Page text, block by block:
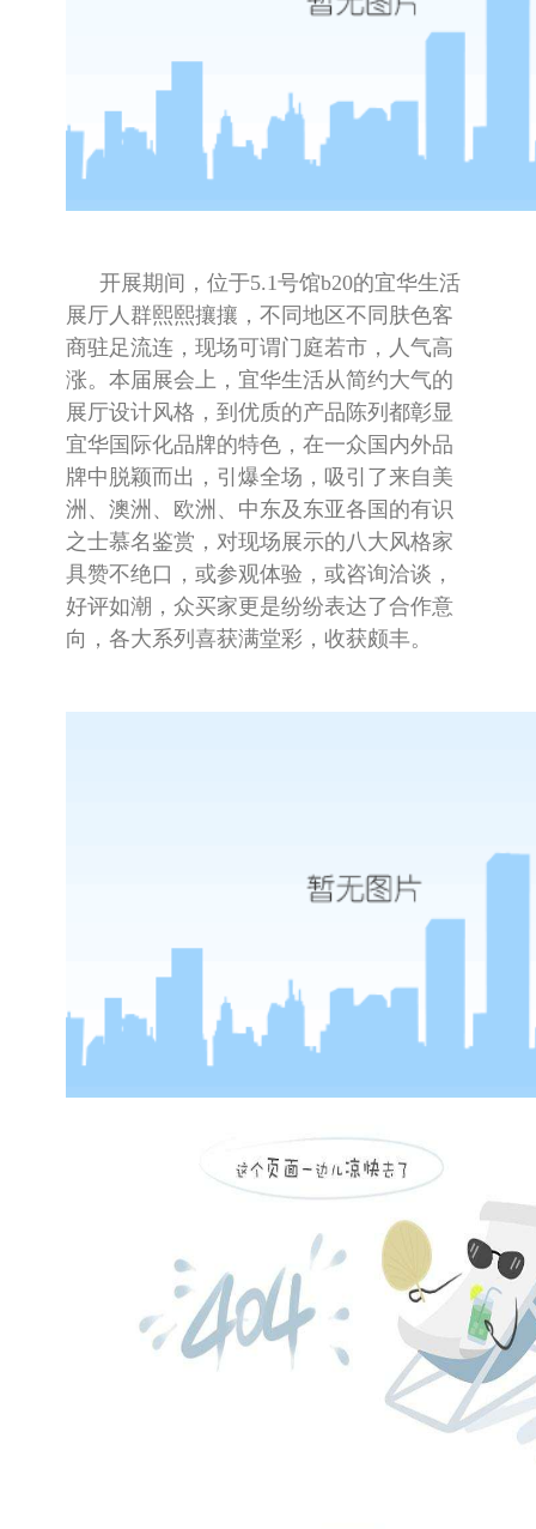
开展期间，位于5.1号馆b20的宜华生活
展厅人群熙熙攘攘，不同地区不同肤色客
商驻足流连，现场可谓门庭若市，人气高
涨。本届展会上，宜华生活从简约大气的
展厅设计风格，到优质的产品陈列都彰显
宜华国际化品牌的特色，在一众国内外品
牌中脱颖而出，引爆全场，吸引了来自美
洲、澳洲、欧洲、中东及东亚各国的有识
之士慕名鉴赏，对现场展示的八大风格家
具赞不绝口，或参观体验，或咨询洽谈，
好评如潮，众买家更是纷纷表达了合作意
向，各大系列喜获满堂彩，收获颇丰。